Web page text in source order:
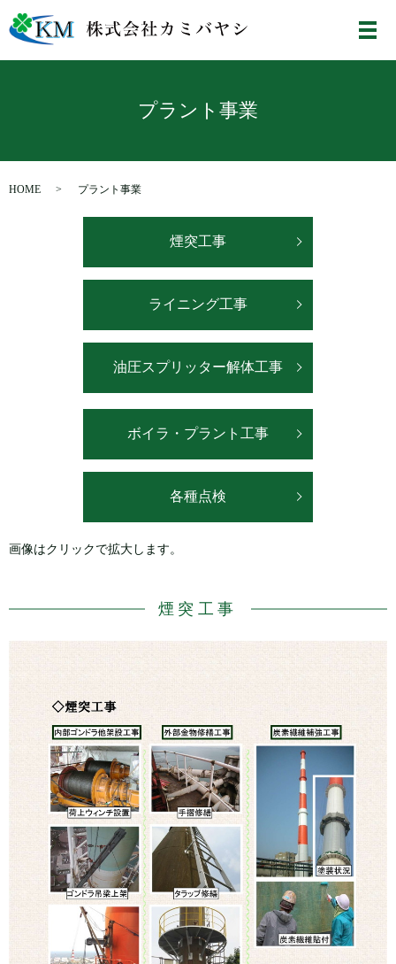
メ
プラント事業
HOME プラント事業
煙突工事
ライニング工事
油圧スプリッター解体工事
ボイラ・プラント工事
各種点検
画像はクリックで拡大します。
煙突工事